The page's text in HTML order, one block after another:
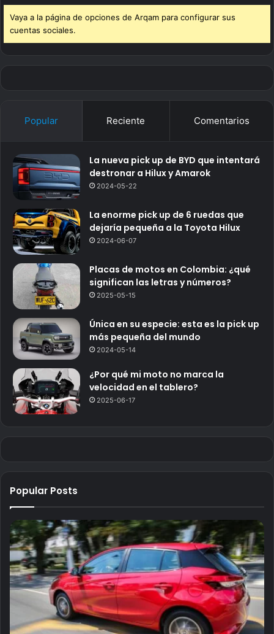
Vaya a la página de opciones de Arqam para configurar sus
cuentas sociales.
Popular Reciente Comentarios
La nueva pick up de BYD que intentará
destronar a Hilux y Amarok
2024-05-22
La enorme pick up de 6 ruedas que
dejaría pequeña a la Toyota Hilux
2024-06-07
Placas de motos en Colombia: ¿qué
significan las letras y números?
2025-05-15
Única en su especie: esta es la pick up
más pequeña del mundo
2024-05-14
¿Por qué mi moto no marca la
velocidad en el tablero?
2025-06-17
Popular Posts